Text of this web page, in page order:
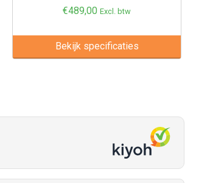
€489,00 Excl. btw
Bekijk specificaties